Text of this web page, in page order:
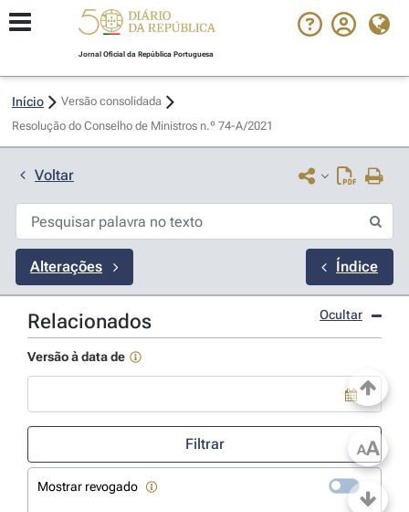
Jornal Oficial da República Portuguesa
Início
Versão consolidada
Resolução do Conselho de Ministros n.º 74-A/2021
Voltar
Alterações Índice
Relacionados Ocultar
Versão à data de
Filtrar
Mostrar revogado
AA